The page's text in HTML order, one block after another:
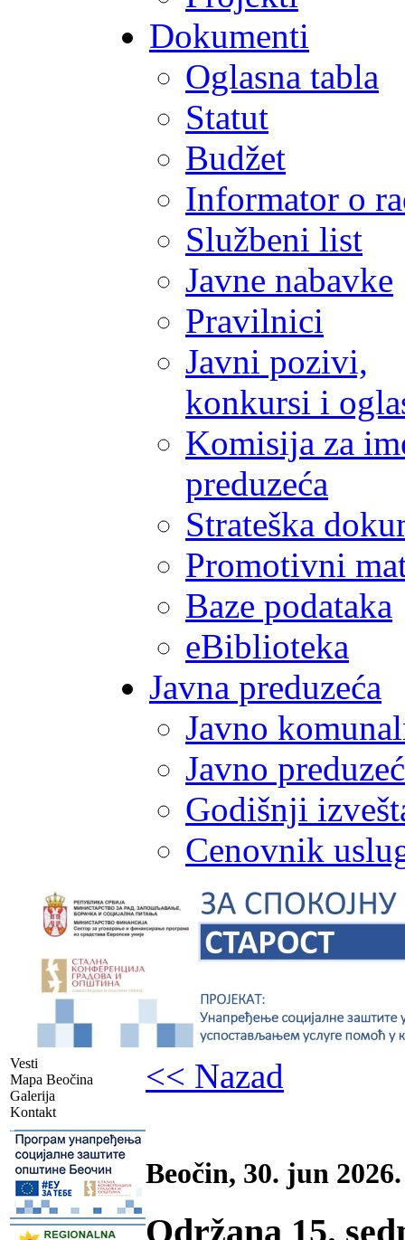
Dokumenti
Oglasna tabla
Statut
Budžet
Informator o
Službeni list
Javne nabavke
Pravilnici
Javni pozivi,
konkursi i
Komisija za
preduzeća
Strateška
Promotivni
Baze podataka
eBiblioteka
Javna preduzeća
Javno
Javno
Godišnji
Cenovnik
Vesti
Mapa Beočina
Galerija
Kontakt
-
-
<< Nazad
Beočin, 30. jun 2026.
Održana 15.